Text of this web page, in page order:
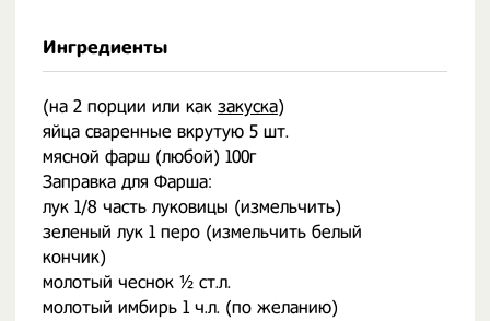
Ингредиенты
(на 2 порции или как закуска)
яйца сваренные вкрутую 5 шт.
мясной фарш (любой) 100г
Заправка для Фарша:
лук 1/8 часть луковицы (измельчить)
зеленый лук 1 перо (измельчить белый
кончик)
молотый чеснок ½ ст.л.
молотый имбирь 1 ч.л. (по желанию)